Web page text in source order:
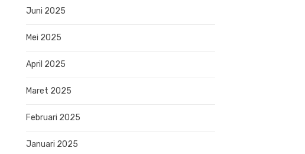
Juni 2025
Mei 2025
April 2025
Maret 2025
Februari 2025
Januari 2025